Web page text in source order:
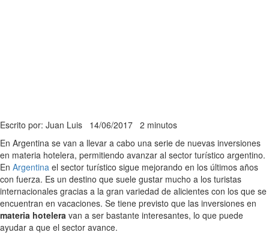
Escrito por: Juan Luis 14/06/2017 2 minutos
En Argentina se van a llevar a cabo una serie de nuevas inversiones
en materia hotelera, permitiendo avanzar al sector turístico argentino.
En Argentina el sector turístico sigue mejorando en los últimos años
con fuerza. Es un destino que suele gustar mucho a los turistas
internacionales gracias a la gran variedad de alicientes con los que se
encuentran en vacaciones. Se tiene previsto que las inversiones en
materia hotelera van a ser bastante interesantes, lo que puede
ayudar a que el sector avance.